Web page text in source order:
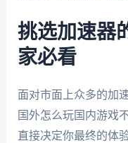
挑选加速器
家必看
面对市面上众多的加
国外怎么玩国内游戏
直接决定你最终的体